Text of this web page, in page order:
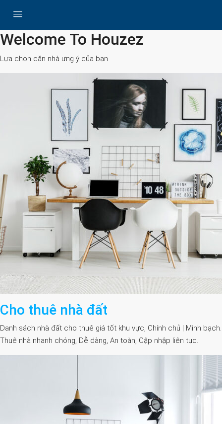
Search
Welcome To Houzez
Lựa chọn căn nhà ưng ý của bạn
Cho thuê nhà đất
Danh sách nhà đất cho thuê giá tốt khu vực, Chính chủ | Minh bạch.
Thuê nhà nhanh chóng, Dễ dàng, An toàn, Cập nhập liên tục.